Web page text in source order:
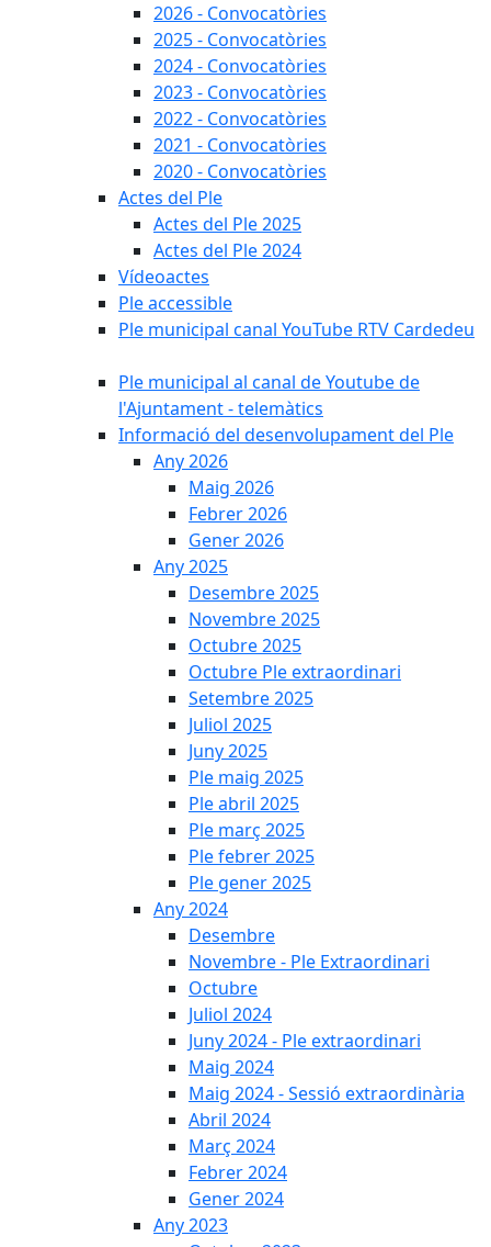
2026 - Convocatòries
2025 - Convocatòries
2024 - Convocatòries
2023 - Convocatòries
2022 - Convocatòries
2021 - Convocatòries
2020 - Convocatòries
Actes del Ple
Actes del Ple 2025
Actes del Ple 2024
Vídeoactes
Ple accessible
Ple municipal canal YouTube RTV Cardedeu
Ple municipal al canal de Youtube de
l'Ajuntament - telemàtics
Informació del desenvolupament del Ple
Any 2026
Maig 2026
Febrer 2026
Gener 2026
Any 2025
Desembre 2025
Novembre 2025
Octubre 2025
Octubre Ple extraordinari
Setembre 2025
Juliol 2025
Juny 2025
Ple maig 2025
Ple abril 2025
Ple març 2025
Ple febrer 2025
Ple gener 2025
Any 2024
Desembre
Novembre - Ple Extraordinari
Octubre
Juliol 2024
Juny 2024 - Ple extraordinari
Maig 2024
Maig 2024 - Sessió extraordinària
Abril 2024
Març 2024
Febrer 2024
Gener 2024
Any 2023